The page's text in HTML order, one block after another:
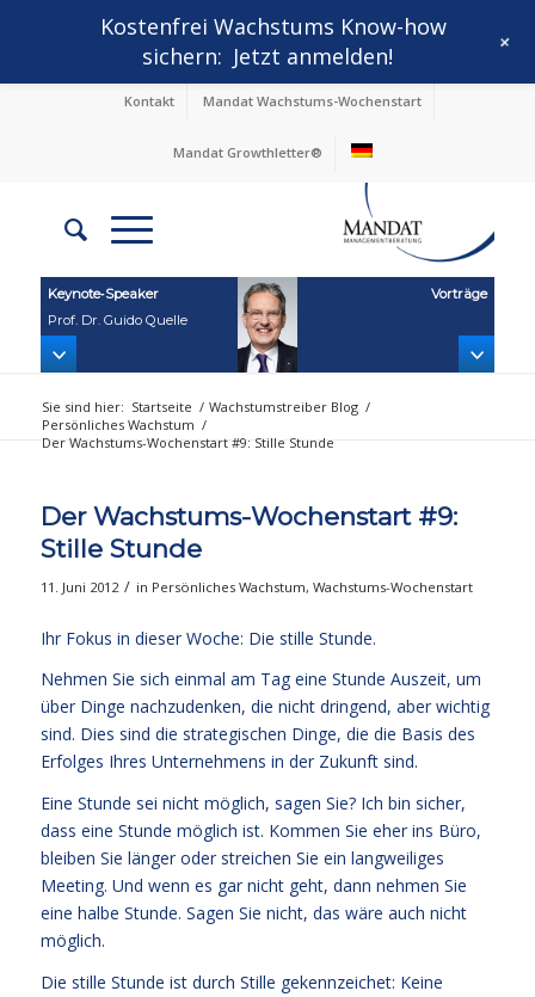
Kontakt Mandat Wachstums-Wochenstart
Mandat Growthletter®
Keynote‑Speaker
Prof. Dr. Guido Quelle
Vorträge
Sie sind hier: Startseite / Wachstumstreiber Blog /
Persönliches Wachstum /
Der Wachstums-Wochenstart #9: Stille Stunde
Der Wachstums-Wochenstart #9:
Stille Stunde
11. Juni 2012 / in Persönliches Wachstum, Wachstums-Wochenstart
Ihr Fokus in dieser Woche: Die stille Stunde.
Nehmen Sie sich einmal am Tag eine Stunde Auszeit, um
über Dinge nachzudenken, die nicht dringend, aber wichtig
sind. Dies sind die strategischen Dinge, die die Basis des
Erfolges Ihres Unternehmens in der Zukunft sind.
Eine Stunde sei nicht möglich, sagen Sie? Ich bin sicher,
dass eine Stunde möglich ist. Kommen Sie eher ins Büro,
bleiben Sie länger oder streichen Sie ein langweiliges
Meeting. Und wenn es gar nicht geht, dann nehmen Sie
eine halbe Stunde. Sagen Sie nicht, das wäre auch nicht
möglich.
Die stille Stunde ist durch Stille gekennzeichet: Keine
Kostenfrei Wachstums Know-how
sichern: Jetzt anmelden! +